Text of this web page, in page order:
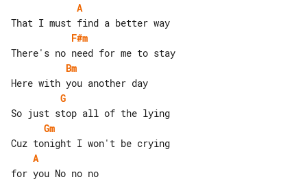
A
F#m
Bm
G
Gm
A
for you No no no